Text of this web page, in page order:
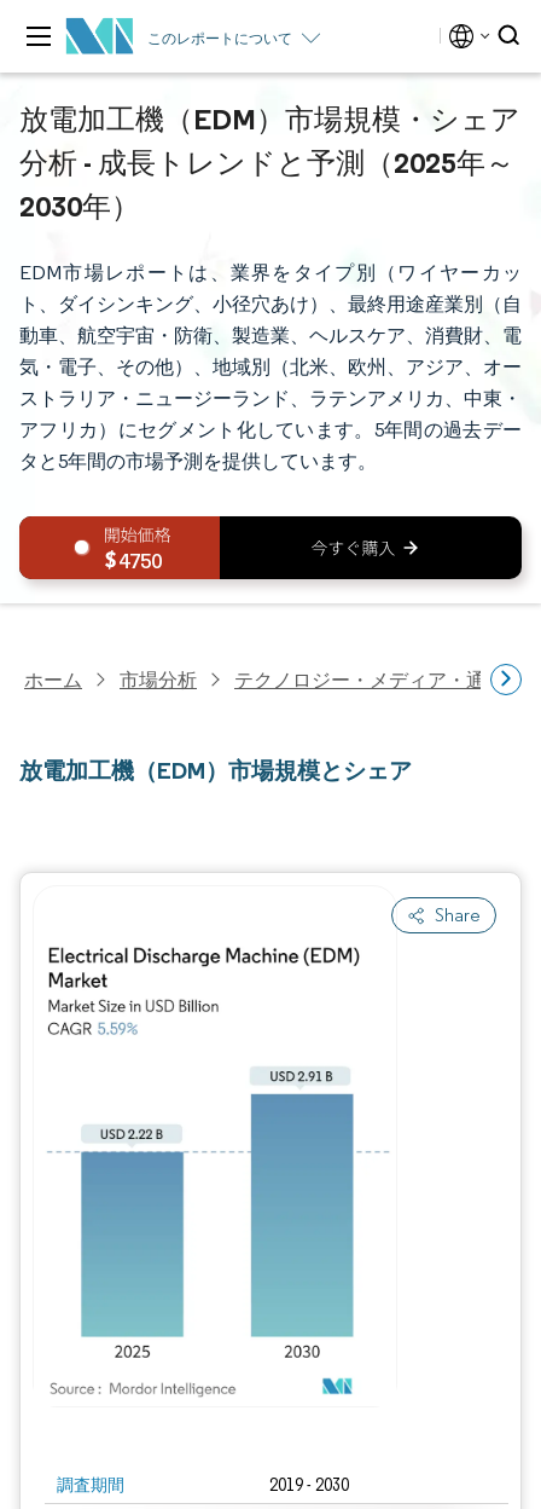
このレポートについて
放電加工機（EDM）市場規模・シェア
分析 - 成長トレンドと予測（2025年～
2030年）
EDM市場レポートは、業界をタイプ別（ワイヤーカッ
ト、ダイシンキング、小径穴あけ）、最終用途産業別（自
動車、航空宇宙・防衛、製造業、ヘルスケア、消費財、電
気・電子、その他）、地域別（北米、欧州、アジア、オー
ストラリア・ニュージーランド、ラテンアメリカ、中東・
アフリカ）にセグメント化しています。5年間の過去デー
タと5年間の市場予測を提供しています。
4750
ホーム 市場分析 テクノロジー・メディア・通信研
放電加工機（EDM）市場規模とシェア
Share
調査期間 2019 - 2030